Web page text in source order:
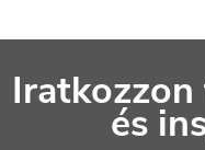
á
és